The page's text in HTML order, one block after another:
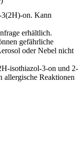
on. Kann
erhältlich.
gefährliche
oder Nebel nicht
isothiazol-3-on und 2-
Reaktionen